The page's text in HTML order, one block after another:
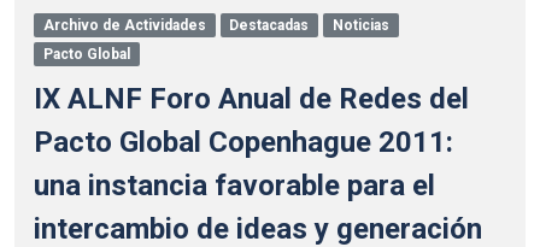
Archivo de Actividades Destacadas
Noticias
Pacto Global
IX ALNF Foro Anual de Redes del
Pacto Global Copenhague 2011:
una instancia favorable para el
intercambio de ideas y generación